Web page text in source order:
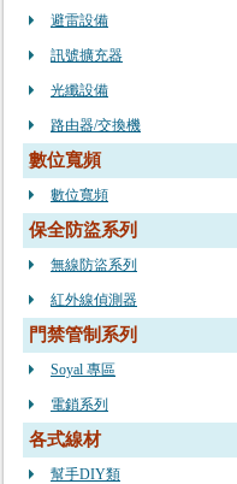
避雷設備
訊號擴充器
光纖設備
路由器/交換機
數位寬頻
數位寬頻
保全防盜系列
無線防盜系列
紅外線偵測器
門禁管制系列
Soyal 專區
電鎖系列
各式線材
幫手DIY類